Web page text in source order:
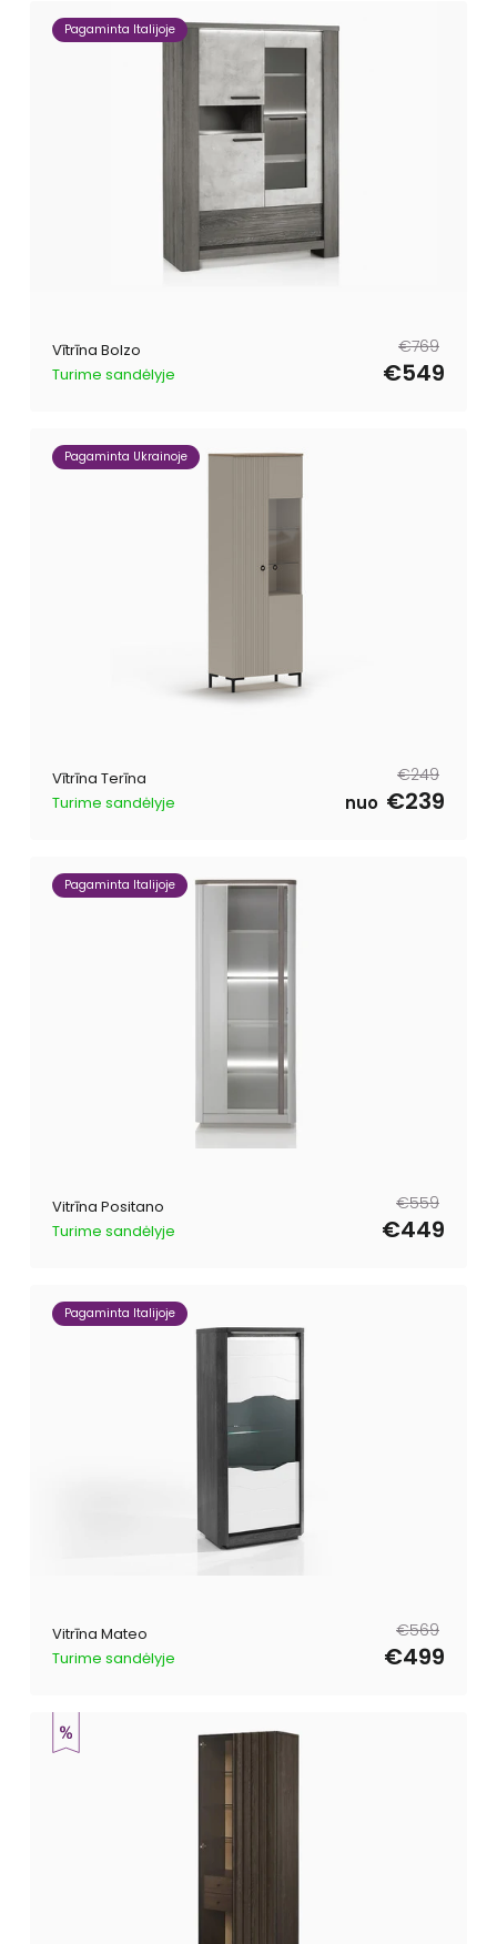
Pagaminta Italijoje
Vītrīna Bolzo
Turime sandėlyje
Parastā
cena
€769
Pārdošanas
cena€549
Pagaminta Ukrainoje
Vītrīna Terīna
Turime sandėlyje
Parastā
cena
€249
Pārdošanas
cena
nuo €239
Pagaminta Italijoje
Vitrīna Positano
Turime sandėlyje
Parastā
cena
€559
Pārdošanas
cena€449
Pagaminta Italijoje
Vitrīna Mateo
Turime sandėlyje
Parastā
cena
€569
Pārdošanas
cena€499